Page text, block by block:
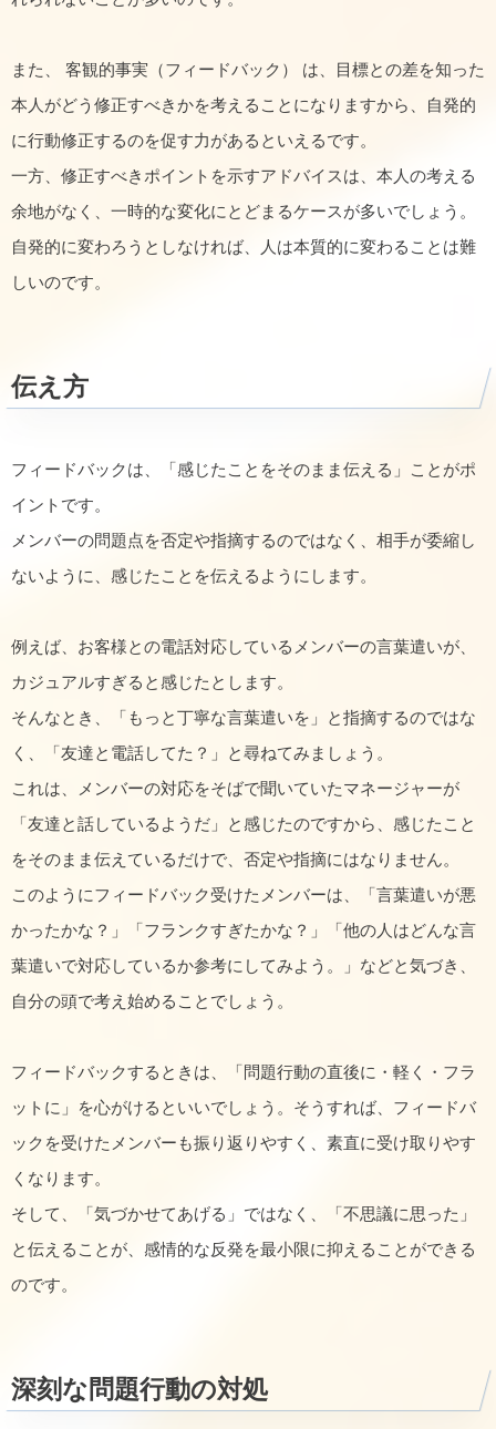
また、 客観的事実（フィードバック） は、目標との差を知った
本人がどう修正すべきかを考えることになりますから、自発的
に行動修正するのを促す力があるといえるです。
一方、修正すべきポイントを示すアドバイスは、本人の考える
余地がなく、一時的な変化にとどまるケースが多いでしょう。
自発的に変わろうとしなければ、人は本質的に変わることは難
しいのです。
伝え方
フィードバックは、「感じたことをそのまま伝える」ことがポ
イントです。
メンバーの問題点を否定や指摘するのではなく、相手が委縮し
ないように、感じたことを伝えるようにします。
例えば、お客様との電話対応しているメンバーの言葉遣いが、
カジュアルすぎると感じたとします。
そんなとき、「もっと丁寧な言葉遣いを」と指摘するのではな
く、「友達と電話してた？」と尋ねてみましょう。
これは、メンバーの対応をそばで聞いていたマネージャーが
「友達と話しているようだ」と感じたのですから、感じたこと
をそのまま伝えているだけで、否定や指摘にはなりません。
このようにフィードバック受けたメンバーは、「言葉遣いが悪
かったかな？」「フランクすぎたかな？」「他の人はどんな言
葉遣いで対応しているか参考にしてみよう。」などと気づき、
自分の頭で考え始めることでしょう。
フィードバックするときは、「問題行動の直後に・軽く・フラ
ットに」を心がけるといいでしょう。そうすれば、フィードバ
ックを受けたメンバーも振り返りやすく、素直に受け取りやす
くなります。
そして、「気づかせてあげる」ではなく、「不思議に思った」
と伝えることが、感情的な反発を最小限に抑えることができる
のです。
深刻な問題行動の対処